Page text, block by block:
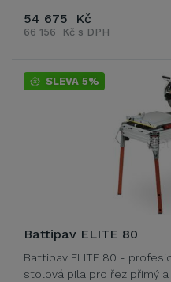
54 675 Kč
66 156 Kč s DPH
SLEVA 5%
Battipav ELITE 80
Battipav ELITE 80 -
stolová pila pro řez přímý a